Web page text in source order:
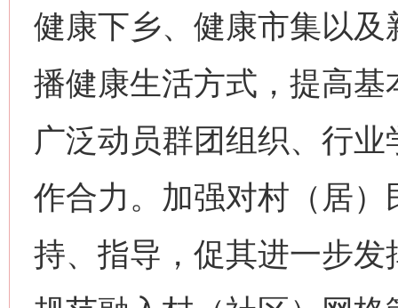
健康下乡、健康市集以
播健康生活方式，提高
广泛动员群团组织、行
作合力。加强对村（居
持、指导，促其进一步